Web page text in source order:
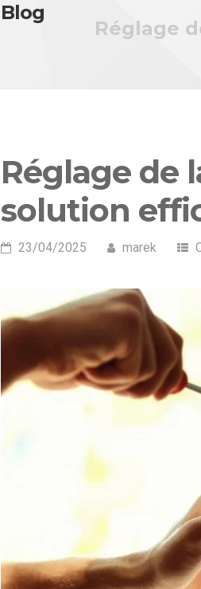
Blog
Réglage
Réglage de
solution
23/04/2025 marek